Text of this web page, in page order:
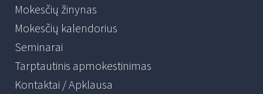
Mokesčių žinynas
Mokesčių kalendorius
Seminarai
Tarptautinis apmokestinimas
Kontaktai / Apklausa